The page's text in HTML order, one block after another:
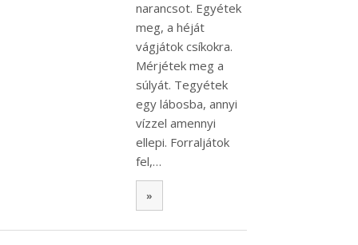
narancsot. Egyétek
meg, a héját
vágjátok csíkokra.
Mérjétek meg a
súlyát. Tegyétek
egy lábosba, annyi
vízzel amennyi
ellepi. Forraljátok
fel,…
»